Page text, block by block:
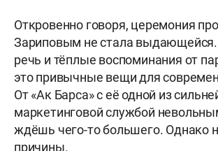
Откровенно говоря, церемония
Зариповым не стала выдающейся.
речь и тёплые воспоминания от
это привычные вещи для
От «Ак Барса» с её одной из
маркетинговой службой
ждёшь чего-то большего. Однако
причины.